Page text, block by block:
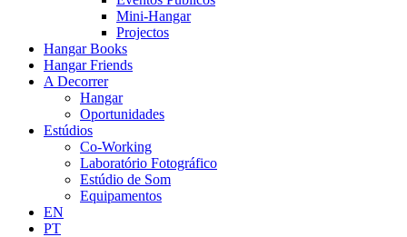
Mini-Hangar
Projectos
Hangar Books
Hangar Friends
A Decorrer
Hangar
Oportunidades
Estúdios
Co-Working
Laboratório Fotográfico
Estúdio de Som
Equipamentos
EN
PT